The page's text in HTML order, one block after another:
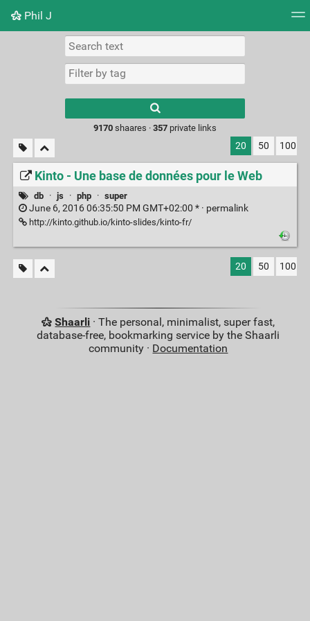
Phil J
Picture wall
results.
9170shaares · 357private links
20 50 100
Kinto - Une base de données pour le Web
db · js · php · super
June 6, 2016 06:35:50 PM GMT+02:00 * · permalink
http://kinto.github.io/kinto-slides/kinto-fr/
20 50 100
Shaarli · The personal, minimalist, super fast,
database-free, bookmarking service by the Shaarli
community · Documentation